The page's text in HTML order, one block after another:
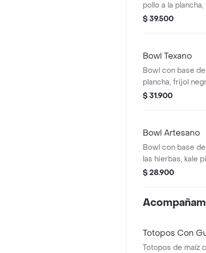
pollo a la
encurtida,
$ 39.500
Bowl Texano
Bowl con base
plancha, frijol
gallo y totopos.
$ 31.900
Bowl Artesano
Bowl con base
las hierbas, kale
tomate,
$ 28.900
Totopos Con
Totopos de maíz